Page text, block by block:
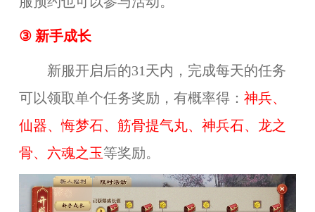
③ 新手成长
新服开启后的31天内，完成每天的任务
可以领取单个任务奖励，有概率得： 神兵、
仙器、悔梦石、筋骨提气丸、神兵石、龙之
骨、六魂之玉等奖励。